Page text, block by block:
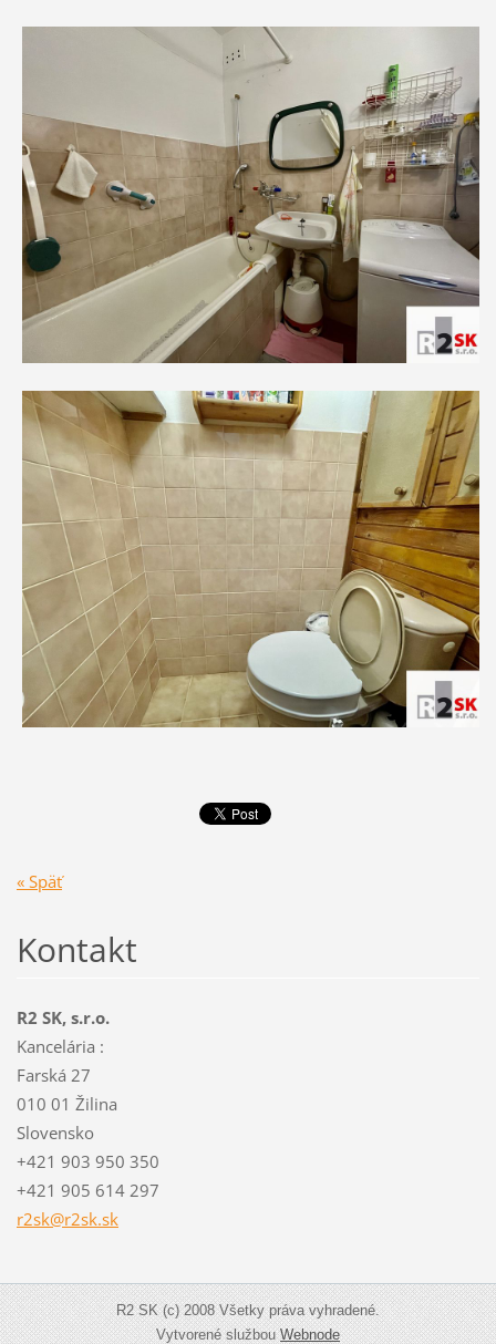
« Späť
Kontakt
R2 SK, s.r.o.
Kancelária :
Farská 27
010 01 Žilina
Slovensko
+421 903 950 350
+421 905 614 297
r2sk@r2sk.sk
R2 SK (c) 2008 Všetky práva vyhradené.
Vytvorené službouWebnode